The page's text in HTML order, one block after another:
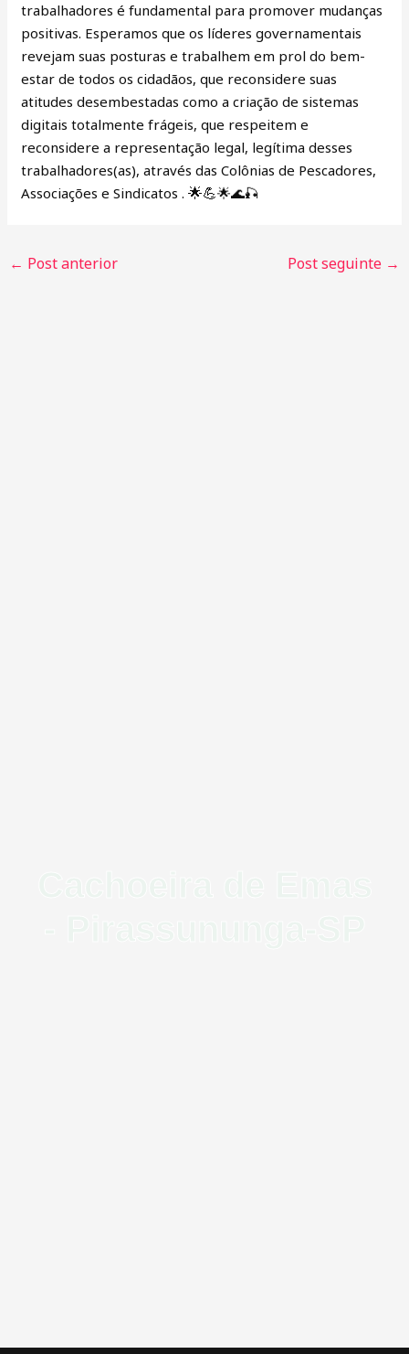
trabalhadores é fundamental para promover mudanças
positivas. Esperamos que os líderes governamentais
revejam suas posturas e trabalhem em prol do bem-
estar de todos os cidadãos, que reconsidere suas
atitudes desembestadas como a criação de sistemas
digitais totalmente frágeis, que respeitem e
reconsidere a representação legal, legítima desses
trabalhadores(as), através das Colônias de Pescadores,
Associações e Sindicatos .🌟💪🌟🌊🎣
← Post anterior Post seguinte →